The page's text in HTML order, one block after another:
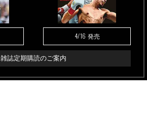
4/16 発売
雑誌定期購読のご案内